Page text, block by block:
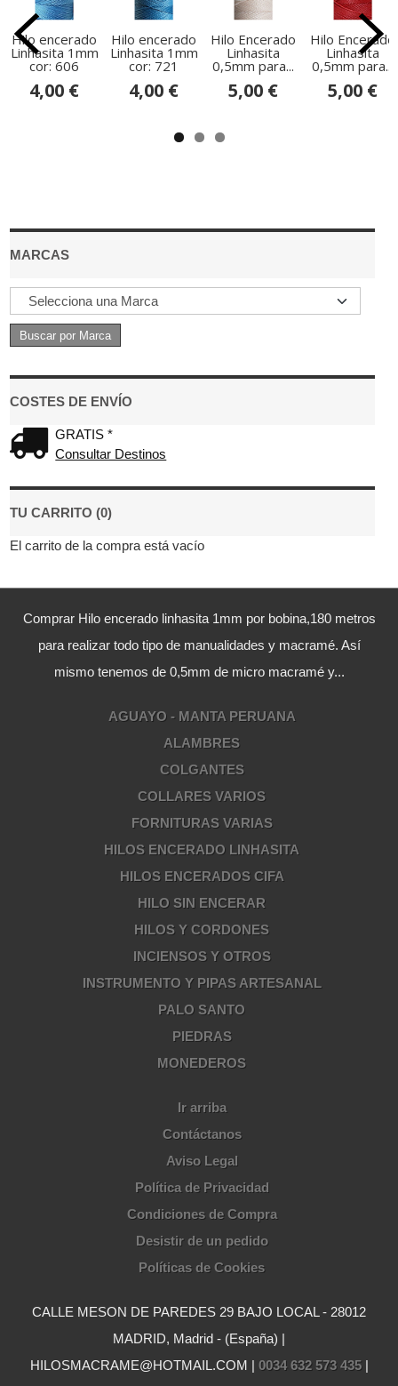
MARCAS
COSTES DE ENVÍO
GRATIS *
Consultar Destinos
TU CARRITO (0)
El carrito de la compra está vacío
Hilo encerado
Linhasita 1mm
cor: 606
4,00 €
Hilo encerado
Linhasita 1mm
cor: 721
4,00 €
Hilo Encerado
Linhasita
0,5mm para...
5,00 €
Hilo Encerado
Linhasita
0,5mm para...
5,00 €
Comprar Hilo encerado linhasita 1mm por bobina,180 metros
para realizar todo tipo de manualidades y macramé. Así
mismo tenemos de 0,5mm de micro macramé y...
AGUAYO - MANTA PERUANA
ALAMBRES
COLGANTES
COLLARES VARIOS
FORNITURAS VARIAS
HILOS ENCERADO LINHASITA
HILOS ENCERADOS CIFA
HILO SIN ENCERAR
HILOS Y CORDONES
INCIENSOS Y OTROS
INSTRUMENTO Y PIPAS ARTESANAL
PALO SANTO
PIEDRAS
MONEDEROS
Ir arriba
Contáctanos
Aviso Legal
Política de Privacidad
Condiciones de Compra
Desistir de un pedido
Políticas de Cookies
CALLE MESON DE PAREDES 29 BAJO LOCAL - 28012
MADRID, Madrid - (España) |
HILOSMACRAME@HOTMAIL.COM | 0034 632 573 435|